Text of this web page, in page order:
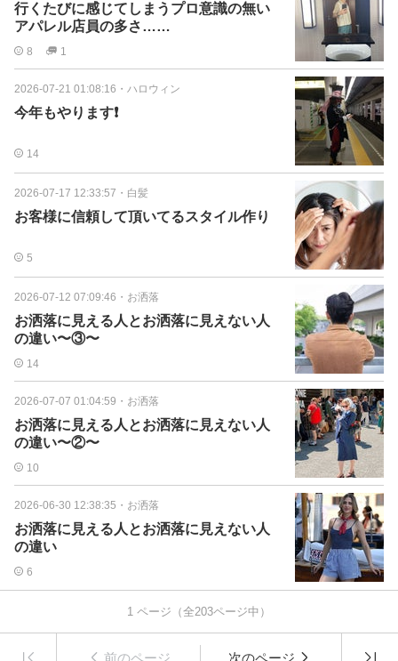
行くたびに感じてしまうプロ意識の無い
アパレル店員の多さ……
8 1
2026-07-21 01:08:16 ・ ハロウィン
今年もやります❗️
14
2026-07-17 12:33:57 ・ 白髪
お客様に信頼して頂いてるスタイル作り
5
2026-07-12 07:09:46 ・ お洒落
お洒落に見える人とお洒落に見えない人
の違い〜③〜
14
2026-07-07 01:04:59 ・ お洒落
お洒落に見える人とお洒落に見えない人
の違い〜②〜
10
2026-06-30 12:38:35 ・ お洒落
お洒落に見える人とお洒落に見えない人
の違い
6
1 ページ（全203ページ中）